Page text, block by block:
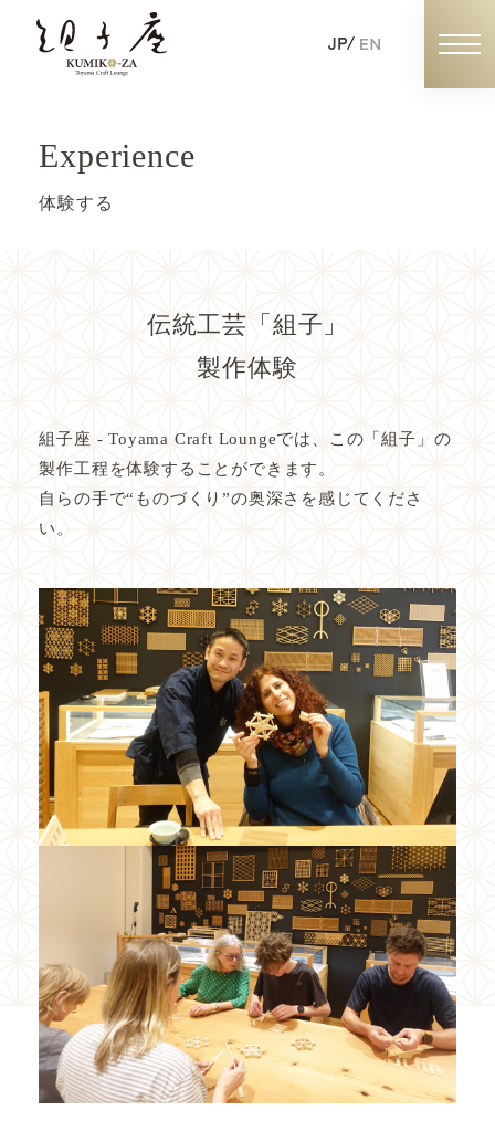
組子座の魅力
未来への取り組み
共創する仲間たち
販売品
運営会社
よくある質問
お知らせ
お問い合わせ
団体・企業・学校の予約
experience
体験する
伝統工芸「組子」
製作体験
組子座 - Toyama Craft Loungeでは、この「組子」の
製作工程を体験することができます。
自らの手で“ものづくり”の奥深さを感じてくださ
い。